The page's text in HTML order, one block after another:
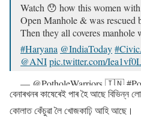
Watch 😯 how this women
Open Manhole & was rescued
Then they all coveres manhole
#Haryana @IndiaToday
@ANIpic.twitter.com/
— @PotholeWarriors 🇮🇳
🛣 (@PotholeWarriors)
বেনাৰখনৰ কাষেৰেই পাৰ হৈ আছে বিভিন্ন
কোলাত কেঁচুৱা লৈ খোজকাঢ়ি আহি আছে।